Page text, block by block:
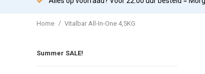
Home / Vitalbar All-In-One 4,5KG
Summer SALE!